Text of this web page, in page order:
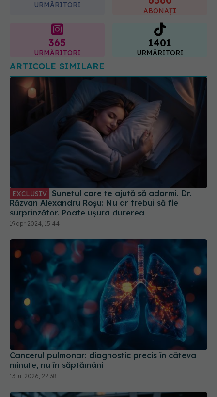
URMĂRITORI
ABONAȚI
365
URMĂRITORI
1401
URMĂRITORI
ARTICOLE SIMILARE
EXCLUSIV
Răzvan Alexandru Roșu: Nu ar trebui să fie
surprinzător. Poate ușura durerea
19 apr 2024, 15:44
Cancerul pulmonar: diagnostic precis în câteva
minute, nu în săptămâni
13 iul 2026, 22:38